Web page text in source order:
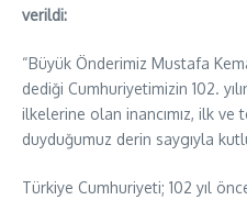
verildi:
“Büyük Önderimiz Mustafa
dediği Cumhuriyetimizin 102.
ilkelerine olan inancımız, ilk ve
duyduğumuz derin saygıyla
Türkiye Cumhuriyeti; 102 yıl